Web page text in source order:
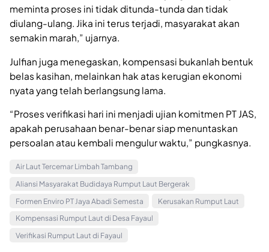
meminta proses ini tidak ditunda-tunda dan tidak
diulang-ulang. Jika ini terus terjadi, masyarakat akan
semakin marah,” ujarnya.
Julfian juga menegaskan, kompensasi bukanlah bentuk
belas kasihan, melainkan hak atas kerugian ekonomi
nyata yang telah berlangsung lama.
“Proses verifikasi hari ini menjadi ujian komitmen PT JAS,
apakah perusahaan benar-benar siap menuntaskan
persoalan atau kembali mengulur waktu,” pungkasnya.
Air Laut Tercemar Limbah Tambang
Aliansi Masyarakat Budidaya Rumput Laut Bergerak
Formen Enviro PT Jaya Abadi Semesta
Kerusakan Rumput Laut
Kompensasi Rumput Laut di Desa Fayaul
Verifikasi Rumput Laut di Fayaul